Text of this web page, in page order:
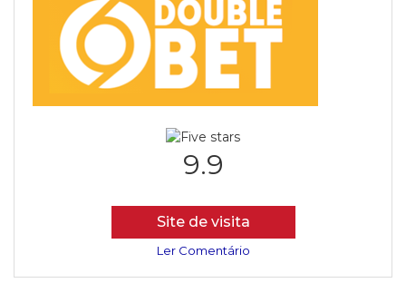
9.9
Site de visita
Ler Comentário